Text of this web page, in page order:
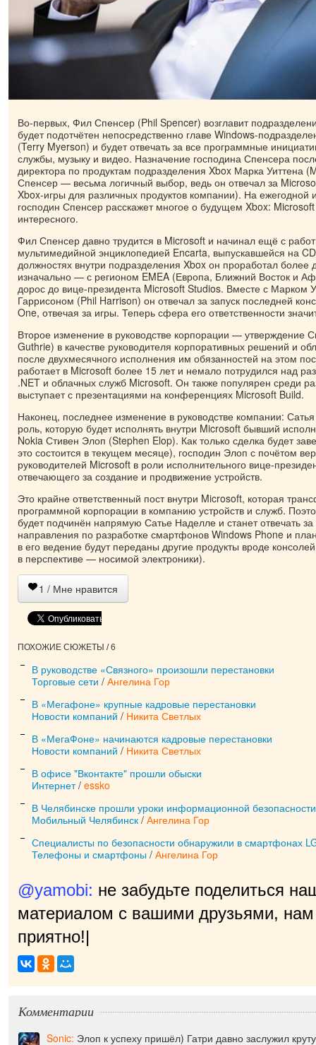
Во-первых, Фил Спенсер (Phil Spencer) возглавит
будет подотчётен непосредственно главе Windows-
(Terry Myerson) и будет отвечать за все программные
службы, музыку и видео. Назначение господина Спенсера
директора по продуктам подразделения Xbox Марка Уиттена
Спенсер — весьма логичный выбор, ведь он отвечал за
Xbox-игры для различных продуктов компании). На ежегодной
господин Спенсер расскажет многое о будущем Xbox:
интересного.
Фил Спенсер давно трудится в Microsoft и начинал ещё с
мультимедийной энциклопедией Encarta, выпускавшейся на
должностях внутри подразделения Xbox он проработал более
изначально — с регионом EMEA (Европа, Ближний Восток и
дорос до вице-президента Microsoft Studios. Вместе с Марком
Гаррисоном (Phil Harrison) он отвечал за запуск последней
One, отвечая за игры. Теперь сфера его ответственности
Второе изменение в руководстве корпорации — утверждение
Guthrie) в качестве руководителя корпоративных решений и
после двухмесячного исполнения им обязанностей на этом
работает в Microsoft более 15 лет и немало потрудился над
.NET и облачных служб Microsoft. Он также популярен среди
выступает с презентациями на конференциях Microsoft Build.
Наконец, последнее изменение в руководстве компании:
роль, которую будет исполнять внутри Microsoft бывший
Nokia Стивен Элоп (Stephen Elop). Как только сделка будет
это состоится в текущем месяце), господин Элоп с почётом
руководителей Microsoft в роли исполнительного вице-
отвечающего за создание и продвижение устройств.
Это крайне ответственный пост внутри Microsoft, которая
программной корпорации в компанию устройств и служб.
будет подчинён напрямую Сатье Наделле и станет отвечать
направления по разработке смартфонов Windows Phone и
в его ведение будут переданы другие продукты вроде
в перспективе — носимой электроники).
1 / Мне нравится
ПОХОЖИЕ СЮЖЕТЫ / 6
В руководстве «Связного» произошли перестановки
Торговые сети / Ангелина Гор
В «Мегафоне» крупные кадровые перестановки
Новости компаний / Никита Светлых
В «МегаФоне» начинаются кадровые перестановки
Новости компаний / Никита Светлых
В офисе "Вконтакте" прошли обыски
Интернет/ essko
В Челябинске прошли уроки информационной
Мобильный Челябинск / Ангелина Гор
Специалисты по безопасности обнаружили в смартфонах
Телефоны и смартфоны / Ангелина Гор
@yamobi: не забудьте поделиться
материалом с вашими друзьями, нам
приятно!|
Комментарии
Sonic: Элоп к успеху пришёл) Гатри давно заслужил